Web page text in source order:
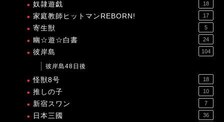
奴隷遊戯 18
家庭教師ヒットマンREBORN! 17
寄生獣 5
幽☆遊☆白書 24
彼岸島 104
彼岸島48日後
怪獣8号 18
推しの子 10
新宿スワン 7
日本三國 36